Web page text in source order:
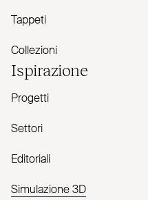
Tappeti
Collezioni
Ispirazione
Progetti
Settori
Editoriali
Simulazione 3D